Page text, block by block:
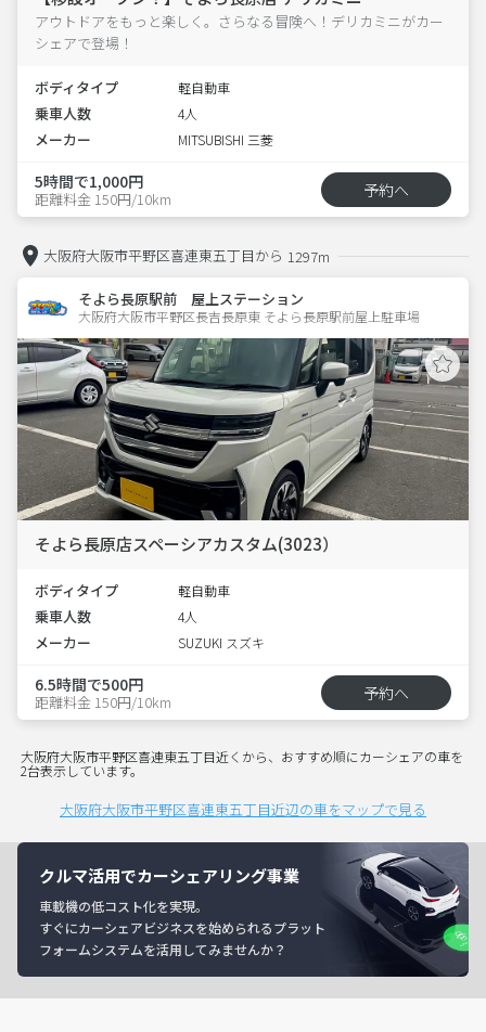
アウトドアをもっと楽しく。さらなる冒険へ！デリカミニがカー
シェアで登場！
ボディタイプ 軽自動車
乗車人数 4人
メーカー MITSUBISHI 三菱
5時間で1,000円
距離料金 150円/10km 予約へ
大阪府大阪市平野区喜連東五丁目から 1297m
そよら長原駅前 屋上ステーション
大阪府大阪市平野区長吉長原東 そよら長原駅前屋上駐車場
そよら長原店スペーシアカスタム(3023）
ボディタイプ 軽自動車
乗車人数 4人
メーカー SUZUKI スズキ
6.5時間で500円
距離料金 150円/10km 予約へ
大阪府大阪市平野区喜連東五丁目近くから、おすすめ順にカーシェアの車を
2台表示しています。
大阪府大阪市平野区喜連東五丁目近辺の車をマップで見る
クルマ活用でカーシェアリング事業
車載機の低コスト化を実現。
すぐにカーシェアビジネスを始められるプラット
フォームシステムを活用してみませんか？